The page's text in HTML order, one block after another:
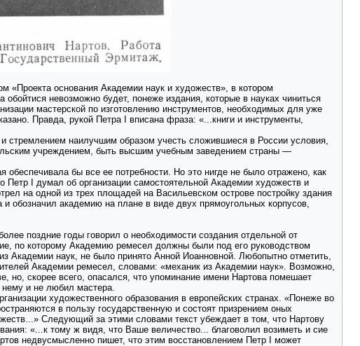
«Проекта основания Академии наук и художеств», в котором
невозможно будет, понеже издания, которые в науках чиниться
мастерской по изготовлению инструментов, необходимых для уже
Правда, рукой Петра I вписана фраза: «...книги и инструменты,
стремлением наилучшим образом учесть сложившиеся в России условия,
учреждением, быть высшим учебным заведением страны —
обеспечивала бы все ее потребности. Но это нигде не было отражено, как
I думал об организации самостоятельной Академии художеств и
на одной из трех площадей на Васильевском острове постройку здания
академию на плане в виде двух прямоугольных корпусов,
поздние годы говорил о необходимости создания отдельной от
по которому Академию ремесел должны были под его руководством
Академии наук, не было принято Анной Иоанновной. Любопытно отметить,
Академии ремесел, словами: «механик из Академии наук». Возможно,
но, скорее всего, опасался, что упоминание имени Нартова помешает
и не любил мастера.
художественного образования в европейских странах. «Понеже во
в пользу государственную и состоят призрением оных
Следующий за этими словами текст убеждает в том, что Нартову
«...к тому ж видя, что Ваше величество... благоволил возиметь и сие
недвусмысленно пишет, что этим восстановлением Петр I может